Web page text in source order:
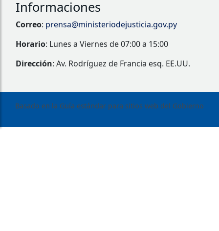
Informaciones
Correo: prensa@ministeriodejusticia.gov.py
Horario: Lunes a Viernes de 07:00 a 15:00
Dirección: Av. Rodríguez de Francia esq. EE.UU.
Basado en la Guía estándar para sitios web del Gobierno